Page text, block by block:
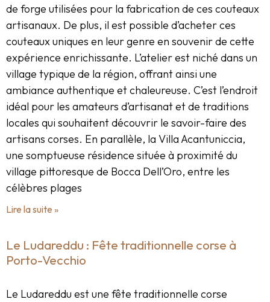
de forge utilisées pour la fabrication de ces couteaux
artisanaux. De plus, il est possible d’acheter ces
couteaux uniques en leur genre en souvenir de cette
expérience enrichissante. L’atelier est niché dans un
village typique de la région, offrant ainsi une
ambiance authentique et chaleureuse. C’est l’endroit
idéal pour les amateurs d’artisanat et de traditions
locales qui souhaitent découvrir le savoir-faire des
artisans corses. En parallèle, la Villa Acantuniccia,
une somptueuse résidence située à proximité du
village pittoresque de Bocca Dell’Oro, entre les
célèbres plages
Lire la suite »
Le Ludareddu : Fête traditionnelle corse à
Porto-Vecchio
Le Ludareddu est une fête traditionnelle corse